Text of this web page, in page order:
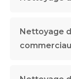
Nettoyage